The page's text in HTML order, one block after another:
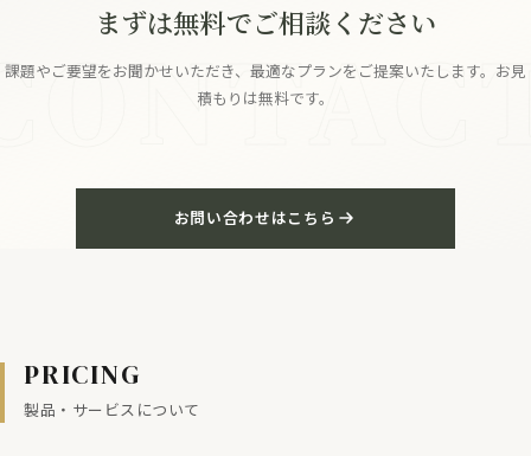
まずは無料でご相談ください
課題やご要望をお聞かせいただき、最適なプランをご提案いたします。お見
積もりは無料です。
お問い合わせはこちら
PRICING
製品・サービスについて